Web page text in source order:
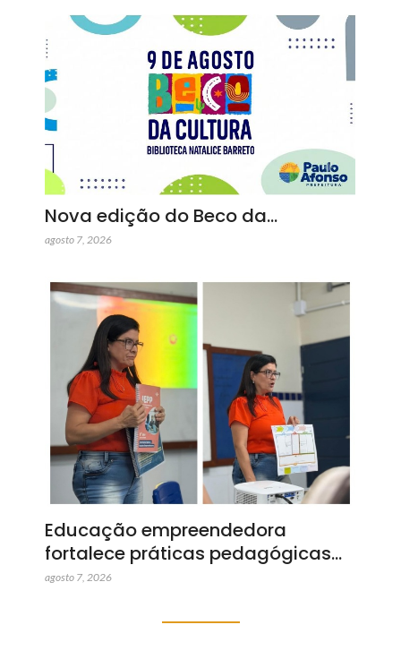
Nova edição do Beco da…
agosto 7, 2026
Educação empreendedora
fortalece práticas pedagógicas…
agosto 7, 2026